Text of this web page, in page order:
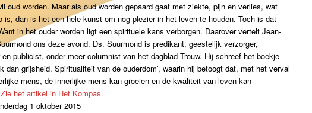
oud worden. Maar als oud worden gepaard gaat met ziekte, pijn en verlies, wat
is, dan is het een hele kunst om nog plezier in het leven te houden. Toch is dat
in het ouder worden ligt een spirituele kans verborgen. Daarover vertelt Jean-
ons deze avond. Ds. Suurmond is predikant, geestelijk verzorger,
publicist, onder meer columnist van het dagblad Trouw. Hij schreef het boekje
dan grijsheid. Spiritualiteit van de ouderdom’, waarin hij betoogt dat, met het verval
mens, de innerlijke mens kan groeien en de kwaliteit van leven kan
Zie het artikel in Het Kompas.
1 oktober 2015